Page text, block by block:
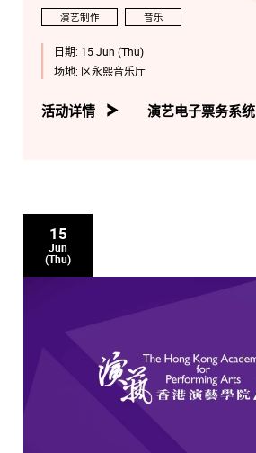
演艺制作 音乐
日期: 15 Jun (Thu)
场地: 区永熙音乐厅
活动详情 演艺电子票务系统
15
Jun
(Thu)